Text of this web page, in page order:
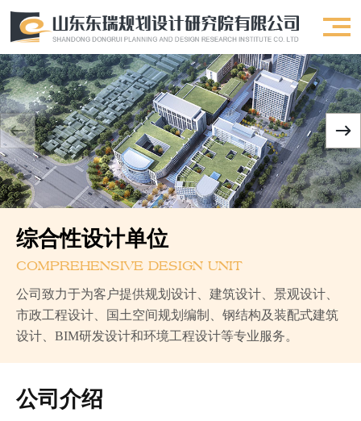
综合性设计单位
COMPREHENSIVE DESIGN UNIT
公司致力于为客户提供规划设计、建筑设计、景观设计、
市政工程设计、国土空间规划编制、钢结构及装配式建筑
设计、BIM研发设计和环境工程设计等专业服务。
公司介绍